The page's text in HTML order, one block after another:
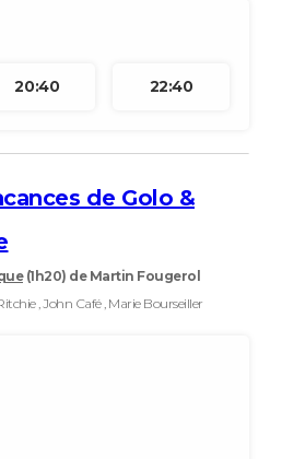
20:40 22:40
de Golo &
(1h20) de Martin Fougerol
, John Café , Marie Bourseiller